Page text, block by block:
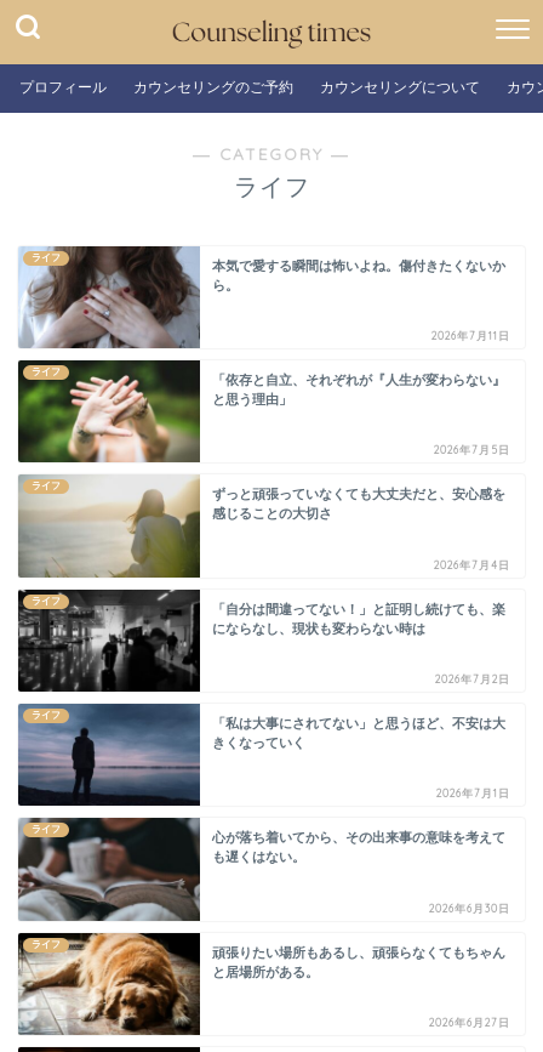
プロフィール カウンセリングのご予約 カウンセリングについて カウ
― CATEGORY ―
ライフ
ライフ
本気で愛する瞬間は怖いよね。傷付きたくないか
ら。
2026年7月11日
ライフ
「依存と自立、それぞれが『人生が変わらない』
と思う理由」
2026年7月5日
ライフ
ずっと頑張っていなくても大丈夫だと、安心感を
感じることの大切さ
2026年7月4日
ライフ
「自分は間違ってない！」と証明し続けても、楽
にならなし、現状も変わらない時は
2026年7月2日
ライフ
「私は大事にされてない」と思うほど、不安は大
きくなっていく
2026年7月1日
ライフ
心が落ち着いてから、その出来事の意味を考えて
も遅くはない。
2026年6月30日
ライフ
頑張りたい場所もあるし、頑張らなくてもちゃん
と居場所がある。
2026年6月27日